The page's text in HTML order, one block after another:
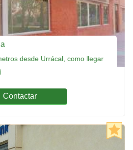
desde Urrácal, como llegar
Contactar